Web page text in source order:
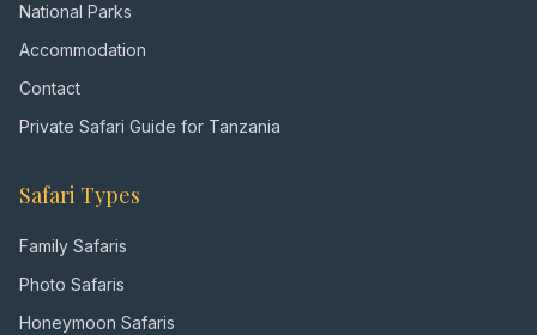
National Parks
Accommodation
Contact
Private Safari Guide for Tanzania
Safari Types
Family Safaris
Photo Safaris
Honeymoon Safaris